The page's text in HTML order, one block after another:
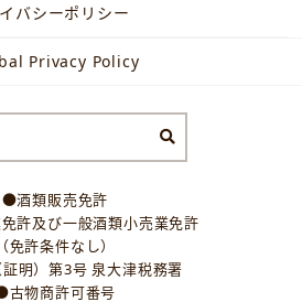
バシーポリシー
Privacy Policy
●酒類販売免許
許及び一般酒類小売業免許
（免許条件なし）
明）第3号 泉大津税務署
古物商許可番号